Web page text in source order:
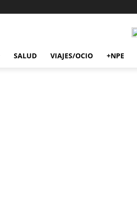
SALUD VIAJES/OCIO +NPE